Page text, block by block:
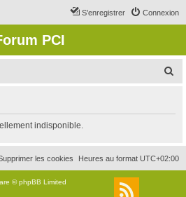
Connexion
S’enregistrer
PCI
r
c
indisponible.
Heures au format UTC+02:00
les cookies
© phpBB Limited